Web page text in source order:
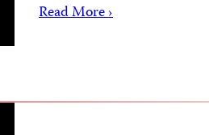
Read More ›